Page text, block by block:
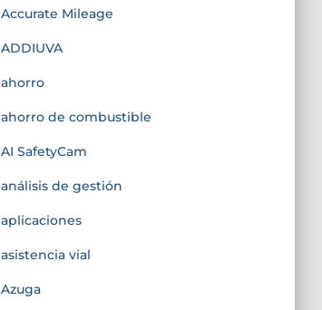
Accurate Mileage
ADDIUVA
ahorro
ahorro de combustible
AI SafetyCam
análisis de gestión
aplicaciones
asistencia vial
Azuga